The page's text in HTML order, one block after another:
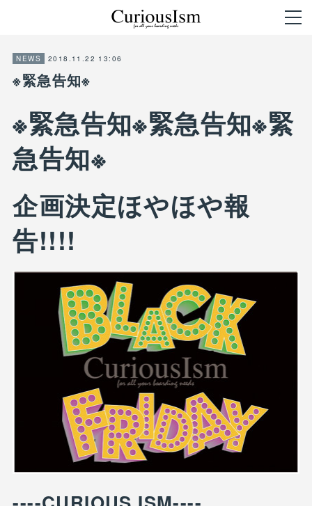
NEWS 2018.11.22 13:06
※緊急告知※
※緊急告知※緊急告知※緊
急告知※
企画決定ほやほや報
告!!!!